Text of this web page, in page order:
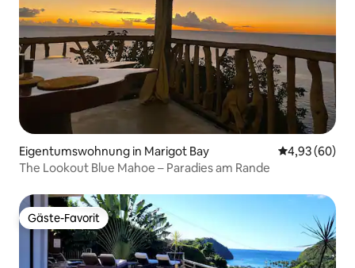
Eigentumswohnung in Marigot Bay
4,93 (60)
The Lookout Blue Mahoe – Paradies am Rande
Gäste-Favorit
Gäste-Favorit